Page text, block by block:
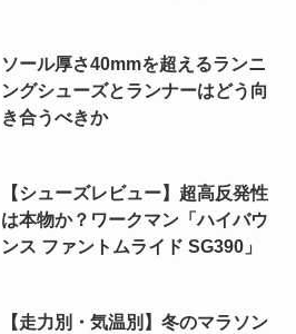
ソール厚さ40mmを超えるランニ
ングシューズとランナーはどう向
き合うべきか
【シューズレビュー】超高反発性
は本物か？ワークマン「ハイバウ
ンス ファントムライド SG390」
【走力別・気温別】冬のマラソン